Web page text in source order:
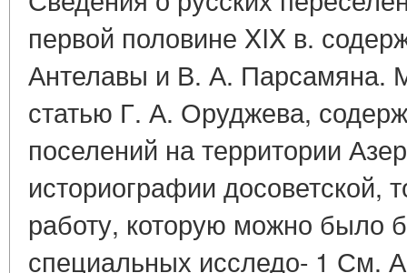
первой половине XIX в.
Антелавы и В. А. Парсамяна.
статью Г. А. Оруджева,
поселений на территории
историографии досоветской,
работу, которую можно было
специальных исследо- 1 См.